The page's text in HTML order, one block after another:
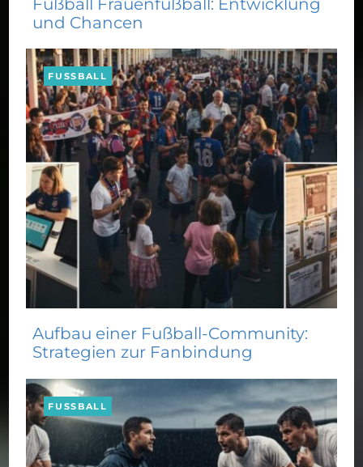
und Chancen
FUSSBALL
Aufbau einer Fußball-Community:
Strategien zur Fanbindung
FUSSBALL